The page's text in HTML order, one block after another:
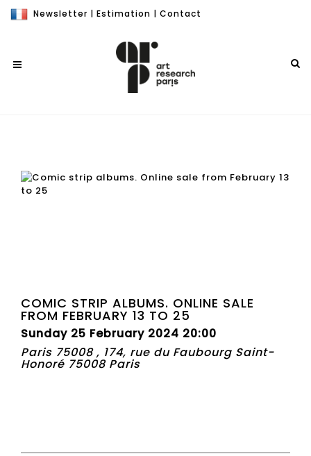
Newsletter | Estimation | Contact
COMIC STRIP ALBUMS. ONLINE SALE
FROM FEBRUARY 13 TO 25
Sunday 25 February 2024 20:00
Paris 75008 , 174, rue du Faubourg Saint-
Honoré 75008 Paris